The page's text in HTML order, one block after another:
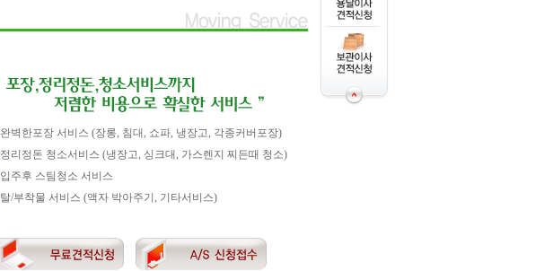
완벽한포장 서비스 (장롱, 침대, 쇼파, 냉장고, 각종커버포장)
정리정돈 청소서비스 (냉장고, 싱크대, 가스렌지 찌든때 청소)
입주후 스팀청소 서비스
탈/부착물 서비스 (액자 박아주기, 기타서비스)